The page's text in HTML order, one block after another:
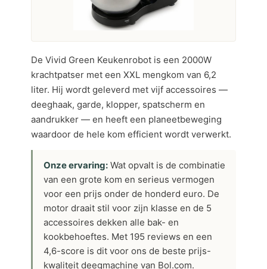
De Vivid Green Keukenrobot is een 2000W
krachtpatser met een XXL mengkom van 6,2
liter. Hij wordt geleverd met vijf accessoires —
deeghaak, garde, klopper, spatscherm en
aandrukker — en heeft een planeetbeweging
waardoor de hele kom efficient wordt verwerkt.
Onze ervaring: Wat opvalt is de combinatie
van een grote kom en serieus vermogen
voor een prijs onder de honderd euro. De
motor draait stil voor zijn klasse en de 5
accessoires dekken alle bak- en
kookbehoeftes. Met 195 reviews en een
4,6-score is dit voor ons de beste prijs-
kwaliteit deegmachine van Bol.com.